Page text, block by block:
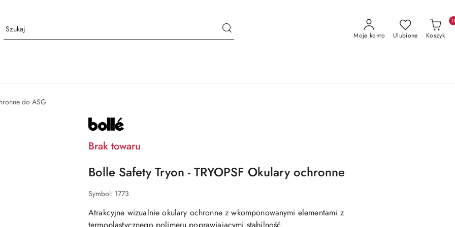
Moje konto Ulubione Koszyk
0
do ASG
NAZWA
PRODUCENTA:
SAFETY
Brak towaru
Bolle Safety Tryon - TRYOPSF Okulary ochronne
Symbol: 1773
Atrakcyjne wizualnie okulary ochronne z wkomponowanymi elementami z